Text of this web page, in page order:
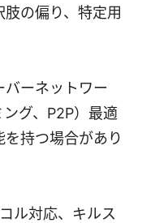
の偏り、特定用
バーネットワー
グ、P2P）最適
持つ場合があり
ル対応、キルス